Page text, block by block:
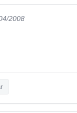
2008